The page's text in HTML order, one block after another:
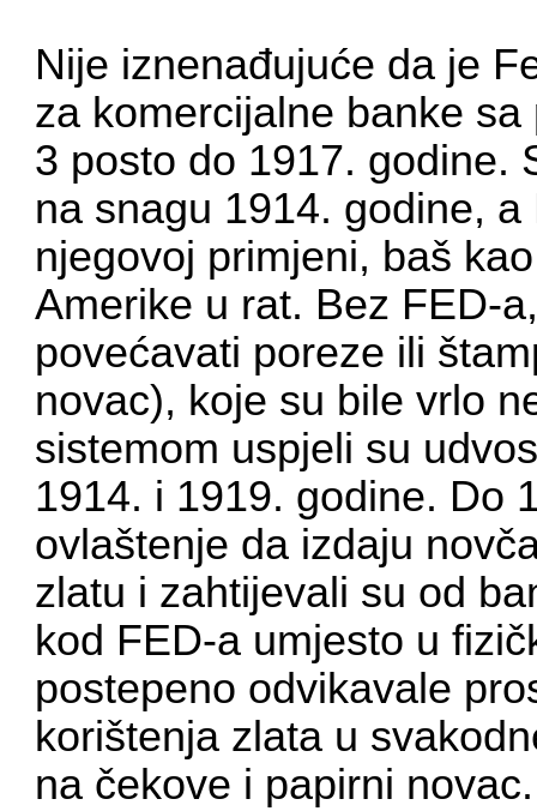
Nije iznenađujuće da je
za komercijalne banke
3 posto do 1917. godine.
na snagu 1914. godine,
njegovoj primjeni, baš
Amerike u rat. Bez FED-
povećavati poreze ili
novac), koje su bile vrlo
sistemom uspjeli su
1914. i 1919. godine. Do
ovlaštenje da izdaju
zlatu i zahtijevali su od
kod FED-a umjesto u
postepeno odvikavale
korištenja zlata u
na čekove i papirni novac.